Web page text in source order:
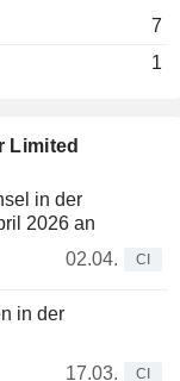
Limited
in der
2026 an
02.04.
CI
in der
17.03.
CI
7
1